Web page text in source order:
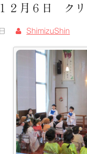
２月６日 ク
ShimizuShin